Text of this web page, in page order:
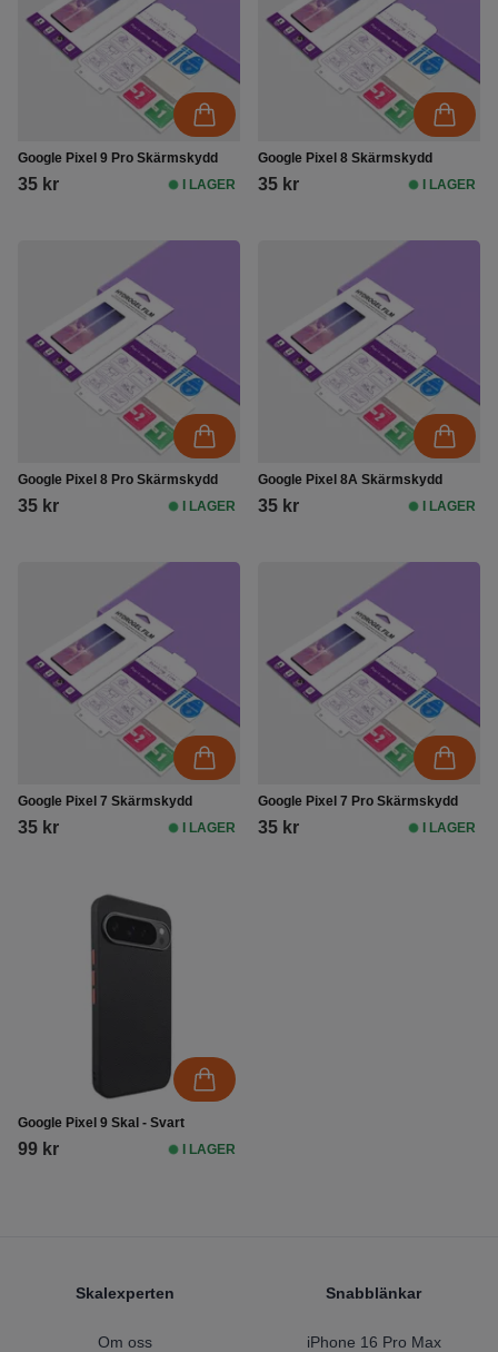
Google Pixel 9 Pro Skärmskydd
35 kr I LAGER
Google Pixel 8 Skärmskydd
35 kr I LAGER
Google Pixel 8 Pro Skärmskydd
35 kr I LAGER
Google Pixel 8A Skärmskydd
35 kr I LAGER
Google Pixel 7 Skärmskydd
35 kr I LAGER
Google Pixel 7 Pro Skärmskydd
35 kr I LAGER
Google Pixel 9 Skal - Svart
99 kr I LAGER
Skalexperten
Om oss
Snabblänkar
iPhone 16 Pro Max